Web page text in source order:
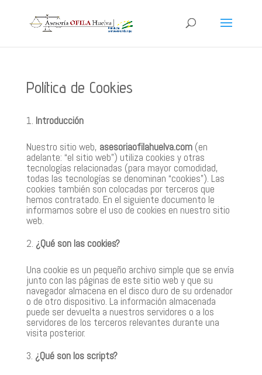
Política de Cookies
Introducción
Nuestro sitio web, asesoriaofilahuelva.com(en
adelante: “el sitio web”) utiliza cookies y otras
tecnologías relacionadas (para mayor comodidad,
todas las tecnologías se denominan “cookies”). Las
cookies también son colocadas por terceros que
hemos contratado. En el siguiente documento le
informamos sobre el uso de cookies en nuestro sitio
web.
¿Qué son las cookies?
Una cookie es un pequeño archivo simple que se envía
junto con las páginas de este sitio web y que su
navegador almacena en el disco duro de su ordenador
o de otro dispositivo. La información almacenada
puede ser devuelta a nuestros servidores o a los
servidores de los terceros relevantes durante una
visita posterior.
¿Qué son los scripts?